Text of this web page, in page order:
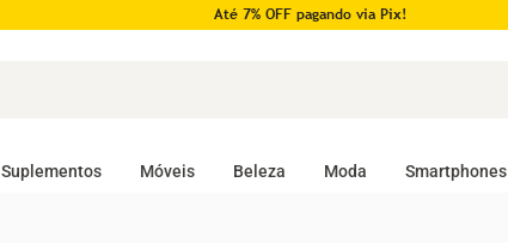
Até 7% OFF pagando via Pix!
Suplementos Móveis Beleza Moda Smartphones